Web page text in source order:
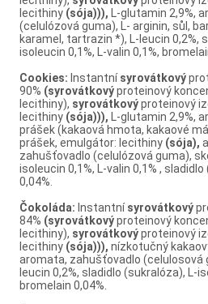
lecithiny (sója))), L-glutamin 2,9%,
(celulózová guma), L- arginin, sůl,
karamel, tartrazin *), L-leucin 0,2%,
isoleucin 0,1%, L-valin 0,1%,
Cookies: Instantnísyrovátkový
90% (syrovátkovýproteinový
lecithiny), syrovátkovýproteinový
lecithiny (sója))), L-glutamin 2,9%,
prášek (kakaová hmota, kakaové
prášek, emulgátor: lecithiny (sója),
zahušťovadlo (celulózová guma),
isoleucin 0,1%, L-valin 0,1% ,
0,04%.
Čokoláda: Instantnísyrovátkový
84% (syrovátkovýproteinový
lecithiny), syrovátkovýproteinový
lecithiny (sója))), nízkotučný
aromata, zahušťovadlo (celulosová
leucin 0,2%, sladidlo (sukralóza), L-
bromelain 0,04%.